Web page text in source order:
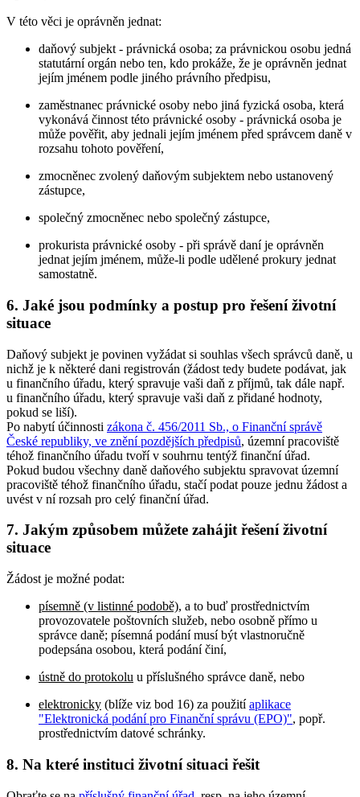
V této věci je oprávněn jednat:
daňový subjekt - právnická osoba; za právnickou osobu jedná
statutární orgán nebo ten, kdo prokáže, že je oprávněn jednat
jejím jménem podle jiného právního předpisu,
zaměstnanec právnické osoby nebo jiná fyzická osoba, která
vykonává činnost této právnické osoby - právnická osoba je
může pověřit, aby jednali jejím jménem před správcem daně v
rozsahu tohoto pověření,
zmocněnec zvolený daňovým subjektem nebo ustanovený
zástupce,
společný zmocněnec nebo společný zástupce,
prokurista právnické osoby - při správě daní je oprávněn
jednat jejím jménem, může-li podle udělené prokury jednat
samostatně.
6. Jaké jsou podmínky a postup pro řešení životní
situace
Daňový subjekt je povinen vyžádat si souhlas všech správců daně, u
nichž je k některé dani registrován (žádost tedy budete podávat, jak
u finančního úřadu, který spravuje vaši daň z příjmů, tak dále např.
u finančního úřadu, který spravuje vaši daň z přidané hodnoty,
pokud se liší).
Po nabytí účinnosti zákona č. 456/2011 Sb., o Finanční správě
České republiky, ve znění pozdějších předpisů, územní pracoviště
téhož finančního úřadu tvoří v souhrnu tentýž finanční úřad.
Pokud budou všechny daně daňového subjektu spravovat územní
pracoviště téhož finančního úřadu, stačí podat pouze jednu žádost a
uvést v ní rozsah pro celý finanční úřad.
7. Jakým způsobem můžete zahájit řešení životní
situace
Žádost je možné podat:
písemně (v listinné podobě), a to buď prostřednictvím
provozovatele poštovních služeb, nebo osobně přímo u
správce daně; písemná podání musí být vlastnoručně
podepsána osobou, která podání činí,
ústně do protokolu u příslušného správce daně, nebo
elektronicky (blíže viz bod 16) za použitíaplikace
"Elektronická podání pro Finanční správu (EPO)", popř.
prostřednictvím datové schránky.
8. Na které instituci životní situaci řešit